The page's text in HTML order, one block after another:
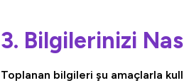
3. Bilgilerinizi
Toplanan bilgileri şu amaçlarla